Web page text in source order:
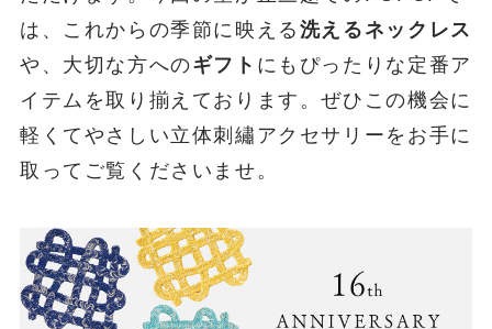
は、これからの季節に映える 洗えるネックレス
や、大切な方へのギフト にもぴったりな定番ア
イテムを取り揃えております。ぜひこの機会に
軽くてやさしい立体刺繡アクセサリーをお手に
取ってご覧くださいませ。